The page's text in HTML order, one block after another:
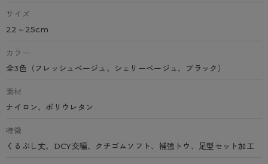
サイズ
22～25cm
カラー
全3色（フレッシュベージュ、シェリーベージュ、ブラック）
素材
ナイロン、ポリウレタン
特徴
くるぶし丈、DCY交編、クチゴムソフト、補強トウ、足型セット加工